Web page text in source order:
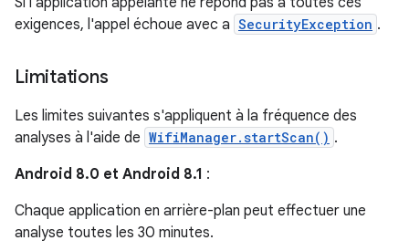
exigences, l'appel échoue avec a SecurityException .
Limitations
Les limites suivantes s'appliquent à la fréquence des
analyses à l'aide de WifiManager.startScan() .
Android 8.0 et Android 8.1 :
Chaque application en arrière-plan peut effectuer une
analyse toutes les 30 minutes.